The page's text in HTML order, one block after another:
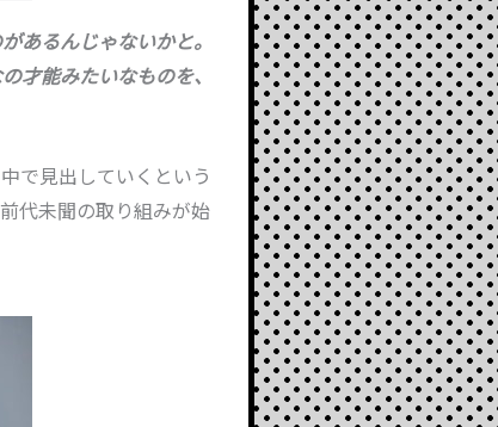
あるんじゃないかと。
才能みたいなものを、
で見出していくという
代未聞の取り組みが始